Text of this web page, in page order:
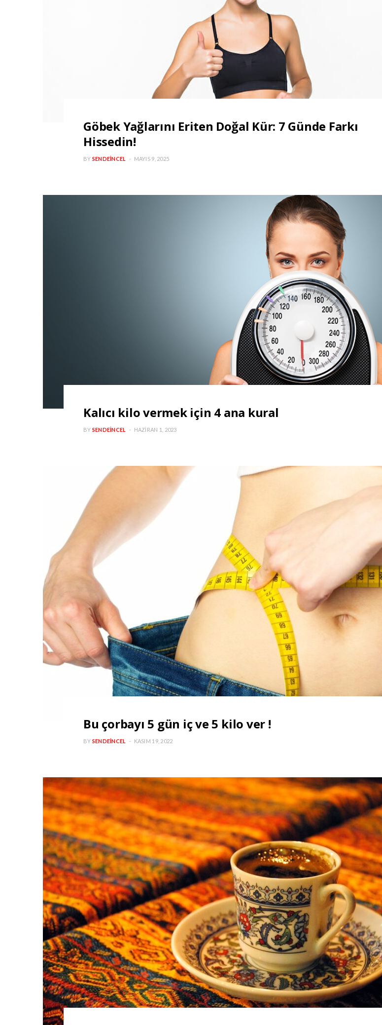
Göbek Yağlarını Eriten Doğal Kür: 7 Günde Farkı
Hissedin!
BY SENDEINCEL MAYIS 9, 2025
Kalıcı kilo vermek için 4 ana kural
BY SENDEINCEL HAZIRAN 1, 2023
Bu çorbayı 5 gün iç ve 5 kilo ver !
BY SENDEINCEL KASIM 19, 2022